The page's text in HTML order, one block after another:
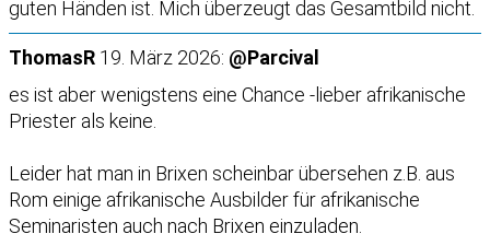
guten Händen ist. Mich überzeugt das Gesamtbild nicht.
ThomasR 19. März 2026: @Parcival
es ist aber wenigstens eine Chance -lieber afrikanische
Priester als keine.
Leider hat man in Brixen scheinbar übersehen z.B. aus
Rom einige afrikanische Ausbilder für afrikanische
Seminaristen auch nach Brixen einzuladen.